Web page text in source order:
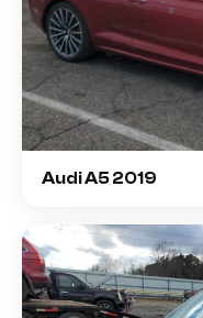
Audi A5 2019